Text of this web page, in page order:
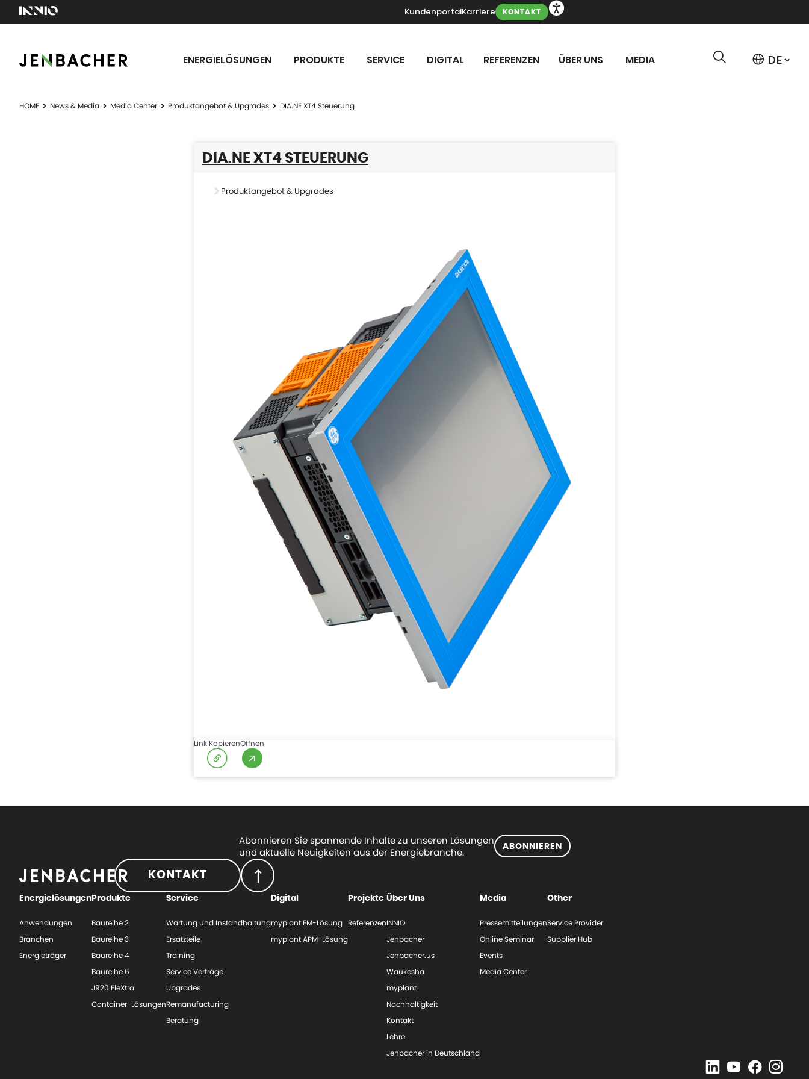
KundenportalKarriere KONTAKT
ENERGIELÖSUNGEN PRODUKTE SERVICE DIGITAL REFERENZEN ÜBER UNS MEDIA
HOME News & Media Media Center Produktangebot & Upgrades DIA.NE XT4 Steuerung
DIA.NE XT4 STEUERUNG
Produktangebot & Upgrades
Link KopierenOffnen
Abonnieren Sie spannende Inhalte zu unseren Lösungen
und aktuelle Neuigkeiten aus der Energiebranche.
ABONNIEREN
KONTAKT
Energielösungen
Anwendungen
Branchen
Energieträger
Produkte
Baureihe 2
Baureihe 3
Baureihe 4
Baureihe 6
J920 FleXtra
Container-Lösungen
Service
Wartung und Instandhaltung
Ersatzteile
Training
Service Verträge
Upgrades
Remanufacturing
Beratung
Digital
myplant EM-Lösung
myplant APM-Lösung
Projekte
Referenzen
Über Uns
INNIO
Jenbacher
Jenbacher.us
Waukesha
myplant
Nachhaltigkeit
Kontakt
Lehre
Jenbacher in Deutschland
Media
Pressemitteilungen
Online Seminar
Events
Media Center
Other
Service Provider
Supplier Hub